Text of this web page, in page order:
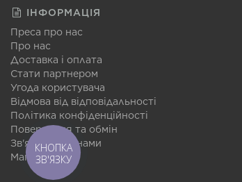
ІНФОРМАЦІЯ
Преса про нас
Про нас
Доставка і оплата
Стати партнером
Угода користувача
Відмова від відповідальності
Політика конфіденційності
Повернення та обмін
Зв'язатися з нами
Мапа сайту
КНОПКА
ЗВ'ЯЗКУ